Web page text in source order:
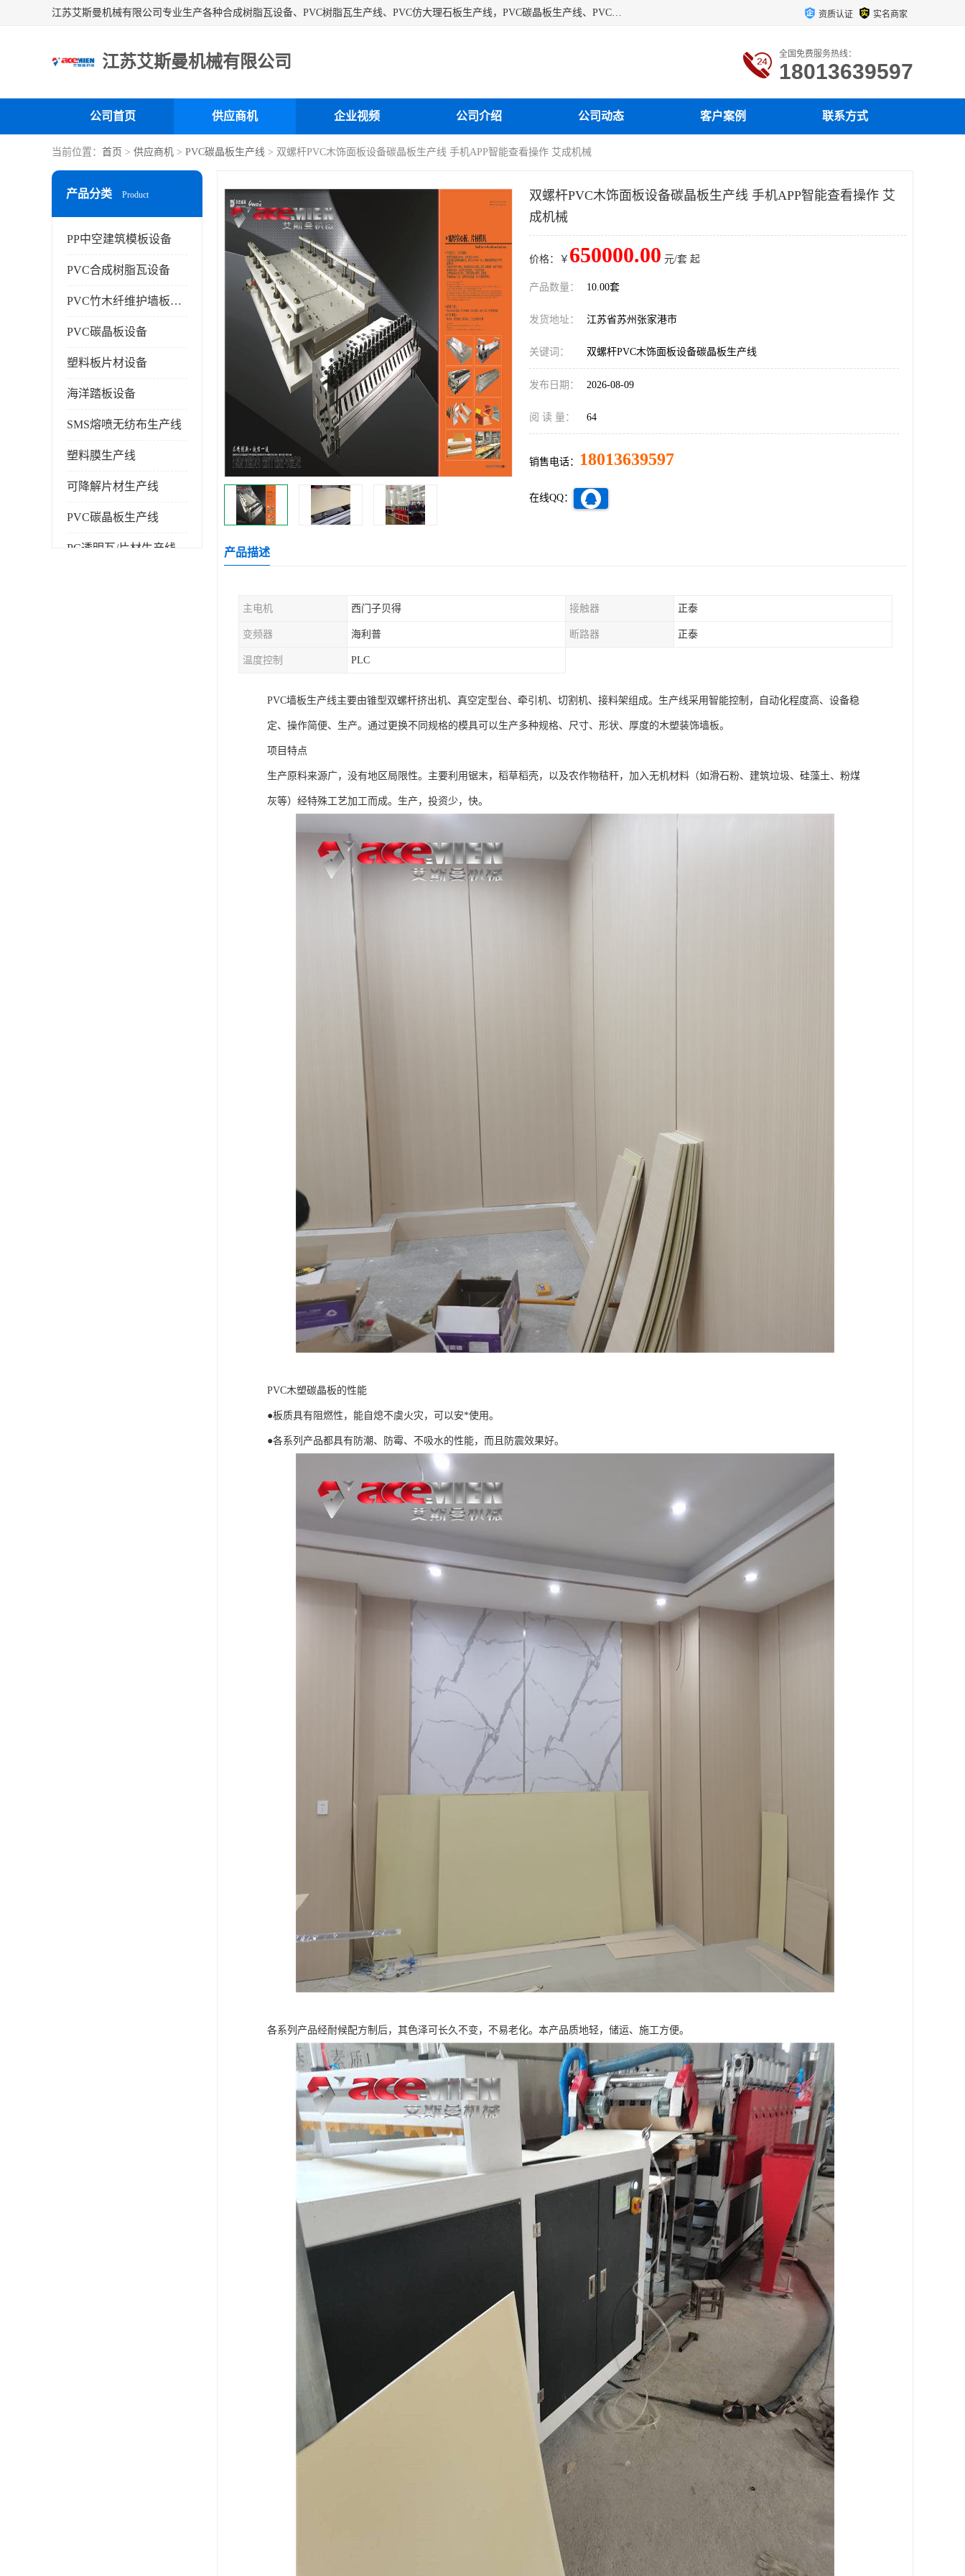
江苏艾斯曼机械有限公司专业生产各种合成树脂瓦设备、PVC树脂瓦生产线、PVC仿大理石板生产线，PVC碳晶板生产线、PVC护墙板生产线，PVC格栅板生产线、PVC扣板生产线、塑料建筑模板生产线。操作方便，性能稳定，价格合理，质量保障。 资质认证 实名商家
江苏艾斯曼机械有限公司 全国免费服务热线：
18013639597
公司首页 供应商机 企业视频 公司介绍 公司动态 客户案例 联系方式
当前位置： 首页 > 供应商机 > PVC碳晶板生产线 > 双螺杆PVC木饰面板设备碳晶板生产线 手机APP智能查看操作 艾成机械
产品分类 Product
PP中空建筑模板设备
PVC合成树脂瓦设备
PVC竹木纤维护墙板设备
PVC碳晶板设备
塑料板片材设备
海洋踏板设备
SMS熔喷无纺布生产线
塑料膜生产线
可降解片材生产线
PVC碳晶板生产线
PC透明瓦/片材生产线
双螺杆PVC木饰面板设备碳晶板生产线 手机APP智能查看操作 艾
成机械
价格：￥ 650000.00 元/套 起
产品数量： 10.00套
发货地址： 江苏省苏州张家港市
关键词： 双螺杆PVC木饰面板设备碳晶板生产线
发布日期： 2026-08-09
阅 读 量： 64
销售电话： 18013639597
在线QQ：
产品描述
主电机 西门子贝得 接触器 正泰
变频器 海利普 断路器 正泰
温度控制 PLC
PVC墙板生产线主要由锥型双螺杆挤出机、真空定型台、牵引机、切割机、接料架组成。生产线采用智能控制，自动化程度高、设备稳
定、操作简便、生产。通过更换不同规格的模具可以生产多种规格、尺寸、形状、厚度的木塑装饰墙板。
项目特点
生产原料来源广，没有地区局限性。主要利用锯末，稻草稻壳，以及农作物秸秆，加入无机材料（如滑石粉、建筑垃圾、硅藻土、粉煤
灰等）经特殊工艺加工而成。生产，投资少，快。
PVC木塑碳晶板的性能
●板质具有阻燃性，能自熄不虞火灾，可以安*使用。
●各系列产品都具有防潮、防霉、不吸水的性能，而且防震效果好。
各系列产品经耐候配方制后，其色泽可长久不变，不易老化。本产品质地轻，储运、施工方便。